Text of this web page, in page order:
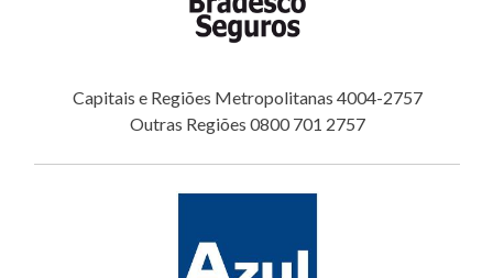
Capitais e Regiões Metropolitanas 4004-2757
Outras Regiões 0800 701 2757